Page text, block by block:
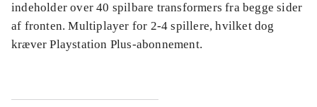
indeholder over 40 spilbare transformers fra begge sider
af fronten. Multiplayer for 2-4 spillere, hvilket dog
kræver Playstation Plus-abonnement.